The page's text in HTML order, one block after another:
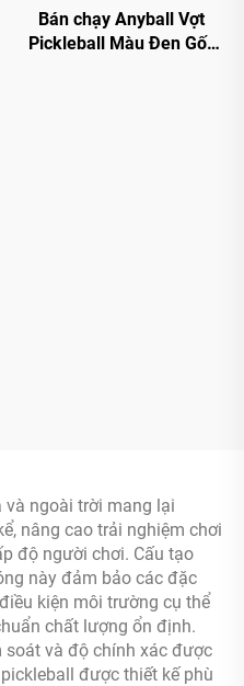
Bán chạy Anyball Vợt
Pickleball Màu Đen Gốc
và ngoài trời mang lại
nâng cao trải nghiệm chơi
độ người chơi. Cấu tạo
này đảm bảo các đặc
kiện môi trường cụ thể
chất lượng ổn định.
và độ chính xác được
được thiết kế phù